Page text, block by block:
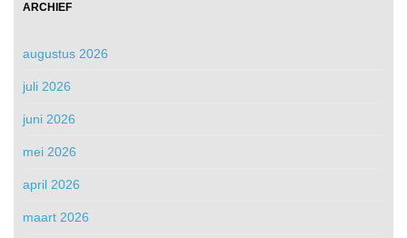
ARCHIEF
augustus 2026
juli 2026
juni 2026
mei 2026
april 2026
maart 2026